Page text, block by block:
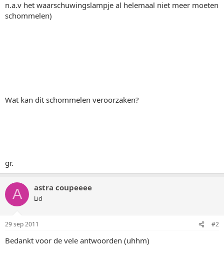
n.a.v het waarschuwingslampje al helemaal niet meer moeten
schommelen)
Wat kan dit schommelen veroorzaken?
gr.
A astra coupeeee
Lid
29 sep 2011 #2
Bedankt voor de vele antwoorden (uhhm)